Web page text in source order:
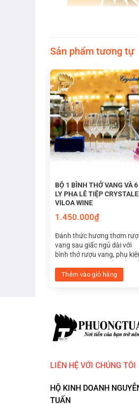
Ý nghĩa của pha
Sản phẩm tương tự
BỘ 1 BÌNH THỞ VANG VÀ 6
LY PHA LÊ TIỆP
VILOA WINE
1.450.000₫
Đánh thức hương thơm
vang sau giấc ngủ dài với
bình thở rượu vang, phụ
được tận hưởng trọn vẹn
khoảnh khắc. Đi kèm 6 ly pha
Thêm vào giỏ hàng
LIÊN HỆ VỚI CHÚNG TÔI
HỘ KINH DOANH
TUẤN